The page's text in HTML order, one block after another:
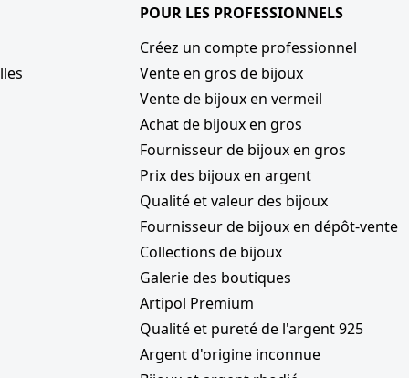
POUR LES PROFESSIONNELS
Créez un compte professionnel
Vente en gros de bijoux
Vente de bijoux en vermeil
Achat de bijoux en gros
Fournisseur de bijoux en gros
Prix des bijoux en argent
Qualité et valeur des bijoux
Fournisseur de bijoux en dépôt-vente
Collections de bijoux
Galerie des boutiques
Artipol Premium
Qualité et pureté de l'argent 925
Argent d'origine inconnue